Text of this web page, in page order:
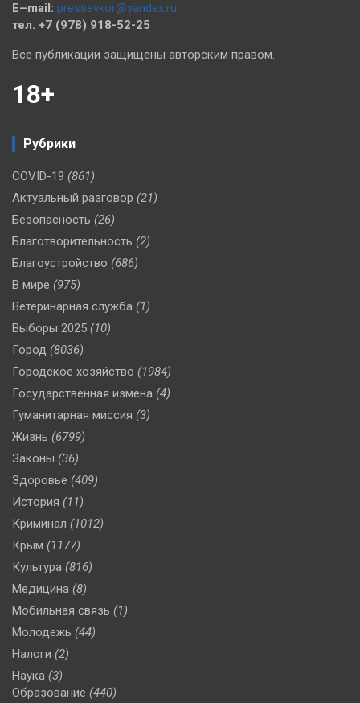
E–mail: pressevkor@yandex.ru
тел. +7 (978) 918-52-25
Все публикации защищены авторским правом.
18+
Рубрики
COVID-19 (861)
Актуальный разговор (21)
Безопасность (26)
Благотворительность (2)
Благоустройство (686)
В мире (975)
Ветеринарная служба (1)
Выборы 2025 (10)
Город (8036)
Городское хозяйство (1984)
Государственная измена (4)
Гуманитарная миссия (3)
Жизнь (6799)
Законы (36)
Здоровье (409)
История (11)
Криминал (1012)
Крым (1177)
Культура (816)
Медицина (8)
Мобильная связь (1)
Молодежь (44)
Налоги (2)
Наука (3)
Образование (440)